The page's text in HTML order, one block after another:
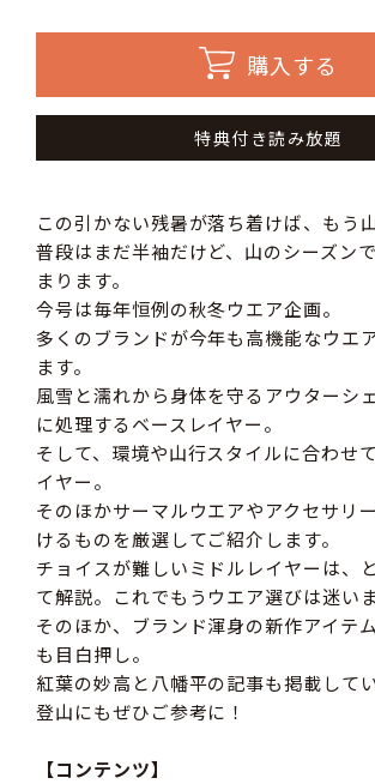
購入する
特典付き読み放題
この引かない残暑が落ち着けば、もう
普段はまだ半袖だけど、山のシーズン
まります。
今号は毎年恒例の秋冬ウエア企画。
多くのブランドが今年も高機能なウエ
ます。
風雪と濡れから身体を守るアウターシ
に処理するベースレイヤー。
そして、環境や山行スタイルに合わせ
イヤー。
そのほかサーマルウエアやアクセサリ
けるものを厳選してご紹介します。
チョイスが難しいミドルレイヤーは、
て解説。これでもうウエア選びは迷い
そのほか、ブランド渾身の新作アイテ
も目白押し。
紅葉の妙高と八幡平の記事も掲載して
登山にもぜひご参考に！
【コンテンツ】